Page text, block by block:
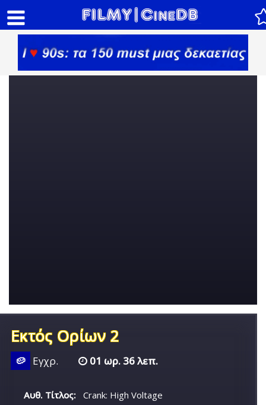
Εκτός Ορίων 2
🥔 Εγχρ. 01 ωρ. 36 λεπ.
Αυθ. Τίτλος:
Crank: High Voltage